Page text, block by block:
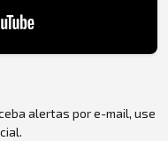
alertas por e-mail, use